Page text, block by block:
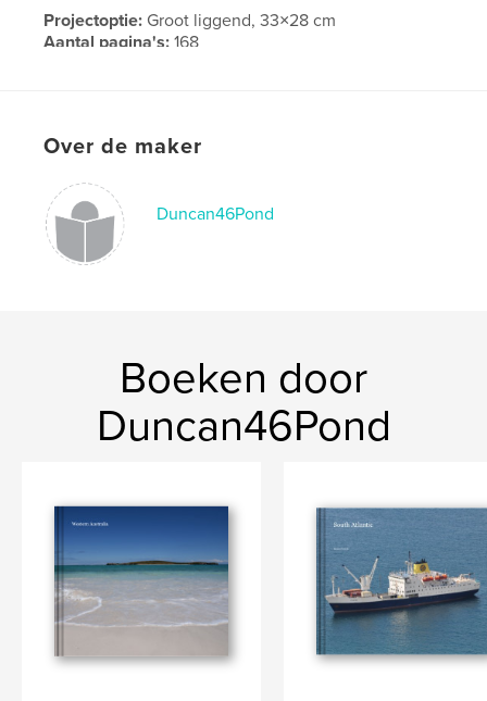
Projectoptie: Groot liggend, 33×28 cm
Aantal pagina's:168
Over de maker
Duncan46Pond
Boeken door
Duncan46Pond